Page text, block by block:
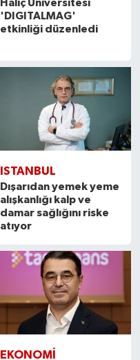
Haliç Üniversitesi
'DIGITALMAG'
etkinliği düzenledi
ISTANBUL
Dışarıdan yemek yeme
alışkanlığı kalp ve
damar sağlığını riske
atıyor
EKONOMI